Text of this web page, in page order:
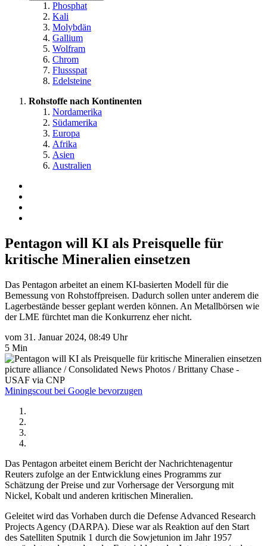
Phosphat
Kali
Molybdän
Gallium
Wolfram
Chrom
Flussspat
Edelsteine
Rohstoffe nach Kontinenten
Nordamerika
Südamerika
Europa
Afrika
Asien
Australien
Pentagon will KI als Preisquelle für
kritische Mineralien einsetzen
Das Pentagon arbeitet an einem KI-basierten Modell für die
Bemessung von Rohstoffpreisen. Dadurch sollen unter anderem die
Lagerbestände besser geplant werden können. An Metallbörsen wie
der LME fürchtet man die Konkurrenz eher nicht.
vom 31. Januar 2024, 08:49 Uhr
5 Min
picture alliance / Consolidated News Photos / Brittany Chase -
USAF via CNP
Miningscout bei Google bevorzugen
Das Pentagon arbeitet einem Bericht der Nachrichtenagentur
Reuters zufolge an der Entwicklung eines Programms zur
Schätzung der Preise und zur Vorhersage der Versorgung mit
Nickel, Kobalt und anderen kritischen Mineralien.
Geleitet wird das Vorhaben durch die Defense Advanced Research
Projects Agency (DARPA). Diese war als Reaktion auf den Start
des Satelliten Sputnik 1 durch die Sowjetunion im Jahr 1957